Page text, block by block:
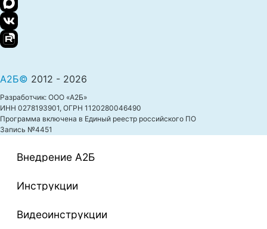
А2Б© 2012 - 2026
Разработчик: ООО «А2Б»
ИНН 0278193901, ОГРН 1120280046490
Программа включена в Единый реестр российского ПО
Запись №4451
Внедрение A2Б
Инструкции
Видеоинструкции